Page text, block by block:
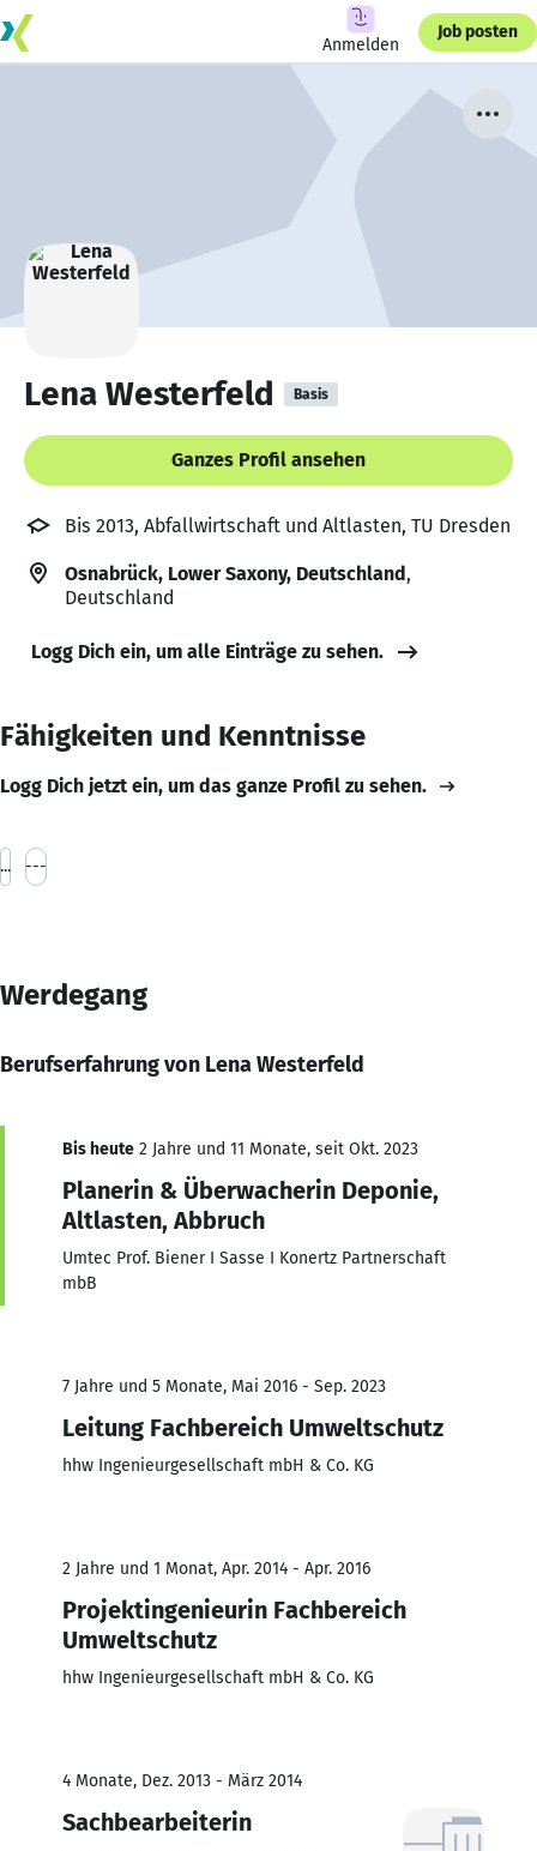
Anmelden
Job posten
Lena Westerfeld Basis
Ganzes Profil ansehen
Bis 2013, Abfallwirtschaft und Altlasten, TU Dresden
Osnabrück, Lower Saxony, Deutschland,
Deutschland
Logg Dich ein, um alle Einträge zu sehen.
Fähigkeiten und Kenntnisse
Logg Dich jetzt ein, um das ganze Profil zu sehen.
... ---
Werdegang
Berufserfahrung von Lena Westerfeld
Bis heute 2 Jahre und 11 Monate, seit Okt. 2023
Planerin & Überwacherin Deponie,
Altlasten, Abbruch
Umtec Prof. Biener I Sasse I Konertz Partnerschaft
mbB
7 Jahre und 5 Monate, Mai 2016 - Sep. 2023
Leitung Fachbereich Umweltschutz
hhw Ingenieurgesellschaft mbH & Co. KG
2 Jahre und 1 Monat, Apr. 2014 - Apr. 2016
Projektingenieurin Fachbereich
Umweltschutz
hhw Ingenieurgesellschaft mbH & Co. KG
4 Monate, Dez. 2013 - März 2014
Sachbearbeiterin